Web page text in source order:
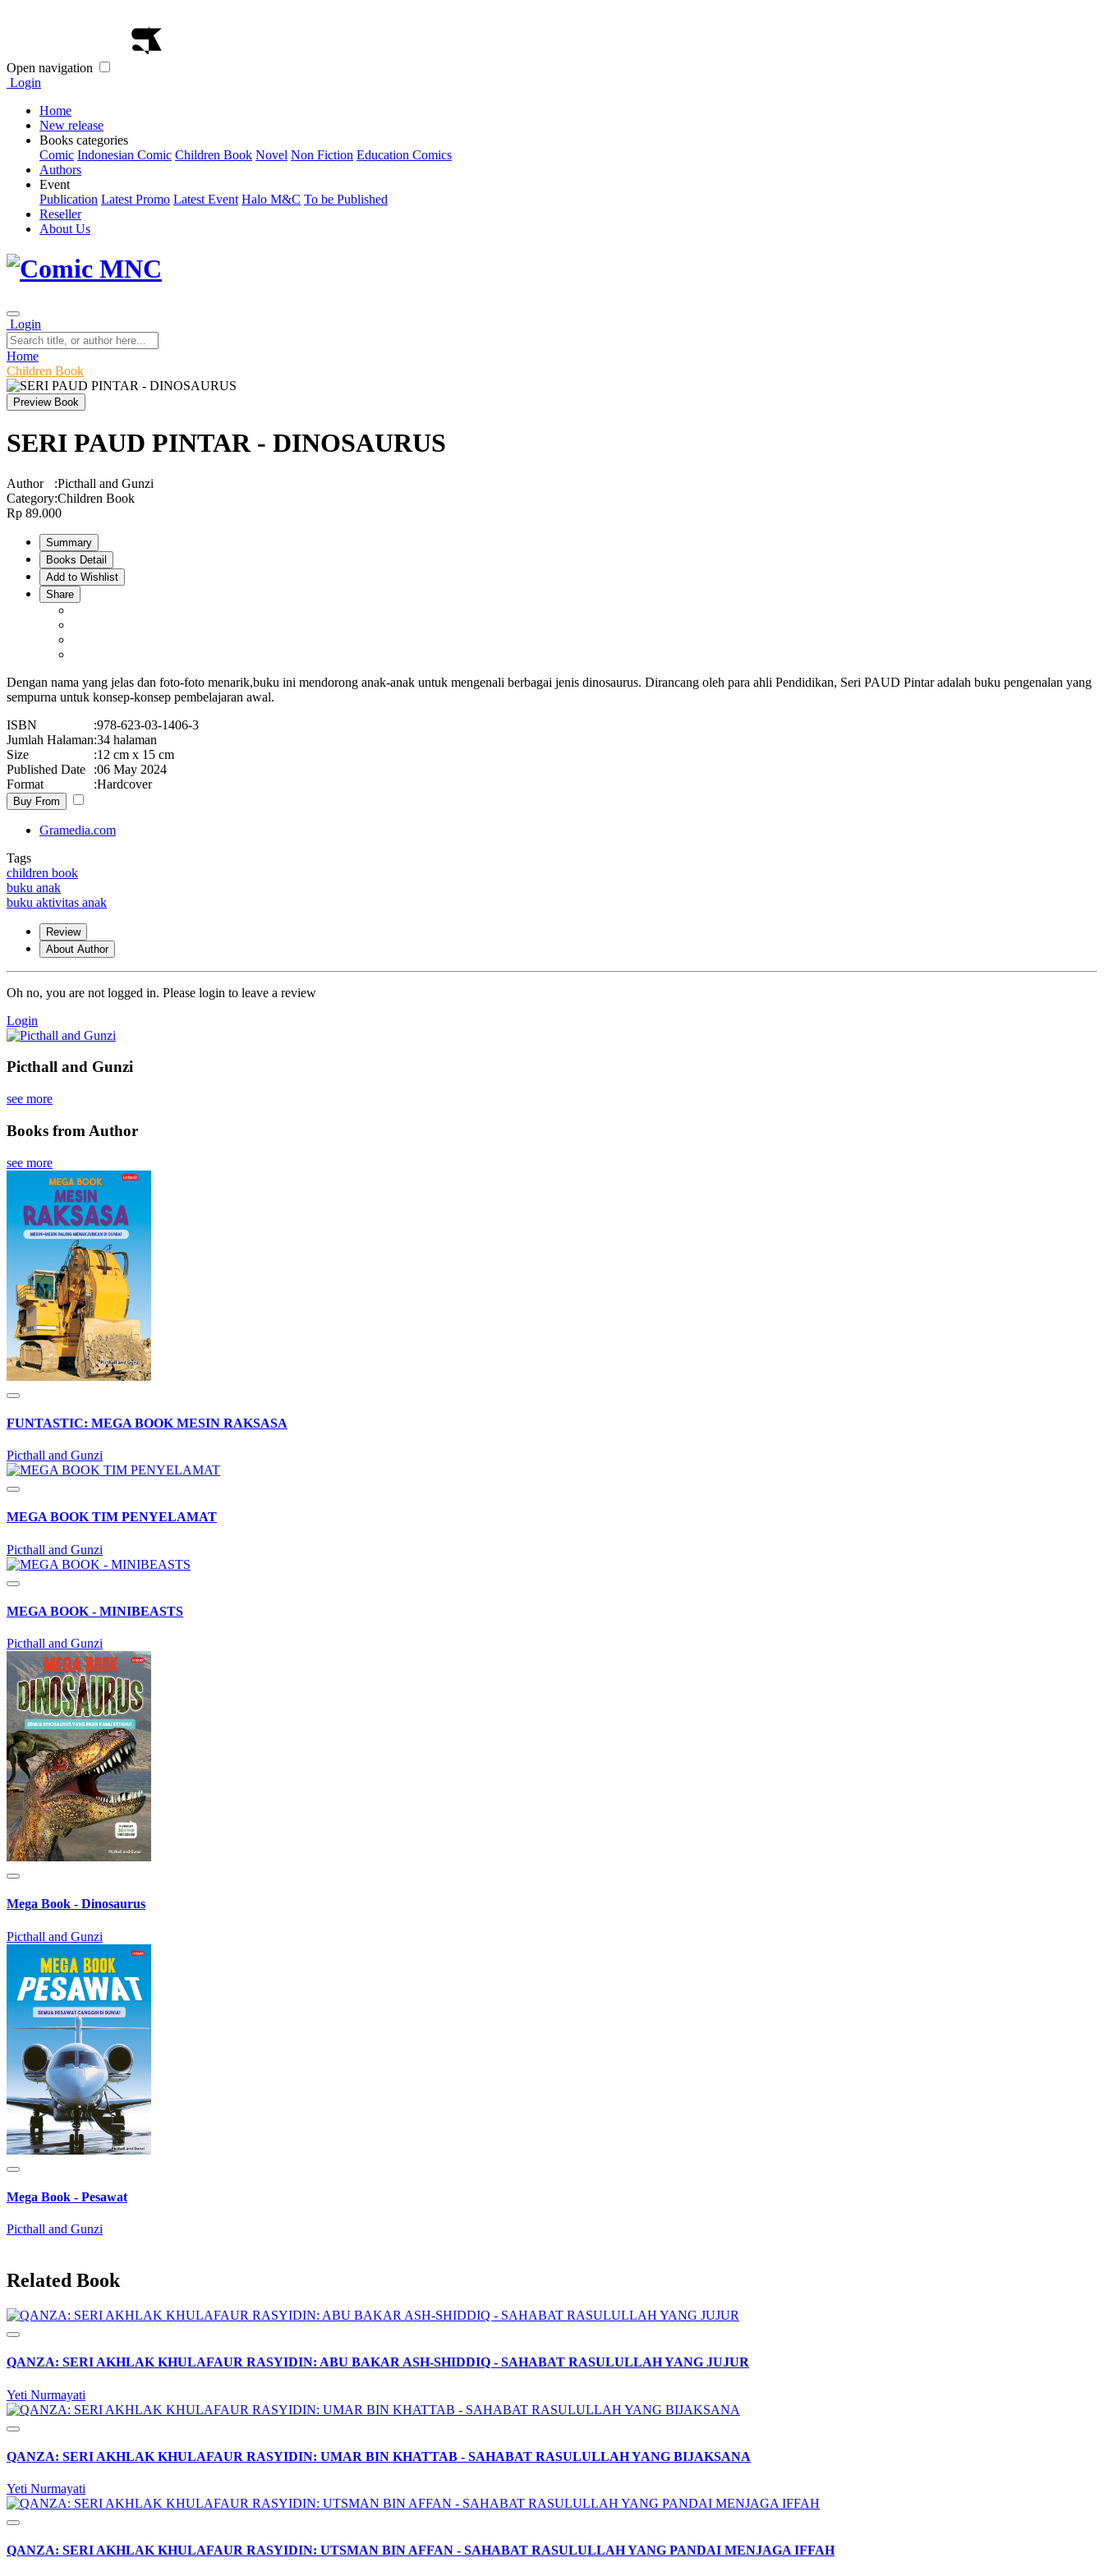
Open navigation
Login
Home
New release
Books categories
Comic Indonesian Comic Children Book Novel Non Fiction Education Comics
Authors
Event
Publication Latest Promo Latest Event Halo M&C To be Published
Reseller
About Us
Login
Home
Children Book
Preview Book
SERI PAUD PINTAR - DINOSAURUS
Author :Picthall and Gunzi
Category:Children Book
Rp 89.000
Summary
Books Detail
Add to Wishlist
Share
Dengan nama yang jelas dan foto-foto menarik,buku ini mendorong anak-anak untuk mengenali berbagai jenis dinosaurus. Dirancang oleh para ahli Pendidikan, Seri PAUD Pintar adalah buku pengenalan yang
sempurna untuk konsep-konsep pembelajaran awal.
ISBN
:978-623-03-1406-3
Jumlah Halaman:34 halaman
Size
:12 cm x 15 cm
Published Date
:06 May 2024
Format
:Hardcover
Buy From
Gramedia.com
Tags
children book
buku anak
buku aktivitas anak
Review
About Author
Oh no, you are not logged in. Please login to leave a review
Login
Picthall and Gunzi
see more
Books from Author
see more
FUNTASTIC: MEGA BOOK MESIN RAKSASA
Picthall and Gunzi
MEGA BOOK TIM PENYELAMAT
Picthall and Gunzi
MEGA BOOK - MINIBEASTS
Picthall and Gunzi
Mega Book - Dinosaurus
Picthall and Gunzi
Mega Book - Pesawat
Picthall and Gunzi
Related Book
QANZA: SERI AKHLAK KHULAFAUR RASYIDIN: ABU BAKAR ASH-SHIDDIQ - SAHABAT RASULULLAH YANG JUJUR
Yeti Nurmayati
QANZA: SERI AKHLAK KHULAFAUR RASYIDIN: UMAR BIN KHATTAB - SAHABAT RASULULLAH YANG BIJAKSANA
Yeti Nurmayati
QANZA: SERI AKHLAK KHULAFAUR RASYIDIN: UTSMAN BIN AFFAN - SAHABAT RASULULLAH YANG PANDAI MENJAGA IFFAH